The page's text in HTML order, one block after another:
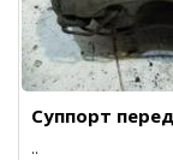
Суппорт
..